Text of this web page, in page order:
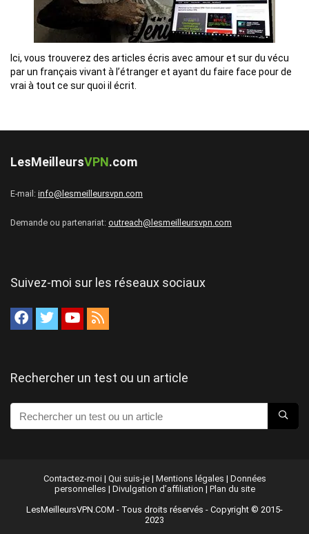
Ici, vous trouverez des articles écris avec amour et sur du vécu
par un français vivant à l’étranger et ayant du faire face pour de
vrai à tout ce sur quoi il écrit.
LesMeilleursVPN.com
E-mail: info@lesmeilleursvpn.com
Demande ou partenariat: outreach@lesmeilleursvpn.com
Suivez-moi sur les réseaux sociaux
Rechercher un test ou un article
Contactez-moi| Qui suis-je| Mentions légales | Données
personnelles | Divulgation d’affiliation | Plan du site
LesMeilleursVPN.COM - Tous droits réservés - Copyright © 2015-
2023